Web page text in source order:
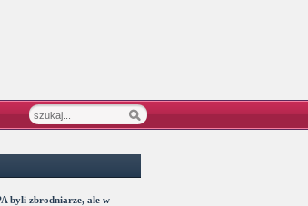
byli zbrodniarze, ale w